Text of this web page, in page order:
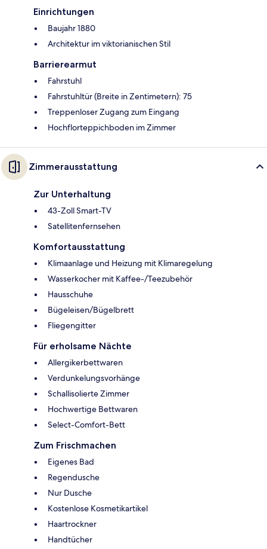
Einrichtungen
Baujahr 1880
Architektur im viktorianischen Stil
Barrierearmut
Fahrstuhl
Fahrstuhltür (Breite in Zentimetern): 75
Treppenloser Zugang zum Eingang
Hochflorteppichboden im Zimmer
Zimmerausstattung
Zur Unterhaltung
43-Zoll Smart-TV
Satellitenfernsehen
Komfortausstattung
Klimaanlage und Heizung mit Klimaregelung
Wasserkocher mit Kaffee-/Teezubehör
Hausschuhe
Bügeleisen/Bügelbrett
Fliegengitter
Für erholsame Nächte
Allergikerbettwaren
Verdunkelungsvorhänge
Schallisolierte Zimmer
Hochwertige Bettwaren
Select-Comfort-Bett
Zum Frischmachen
Eigenes Bad
Regendusche
Nur Dusche
Kostenlose Kosmetikartikel
Haartrockner
Handtücher